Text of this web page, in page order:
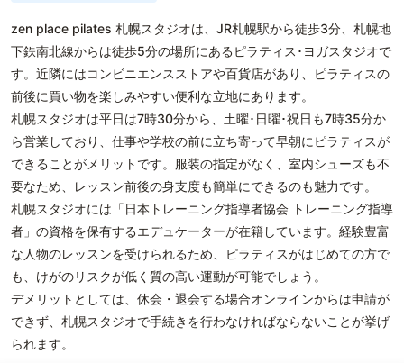
zen place pilates 札幌スタジオは、JR札幌駅から徒歩3分、札幌地
下鉄南北線からは徒歩5分の場所にあるピラティス･ヨガスタジオで
す。近隣にはコンビニエンスストアや百貨店があり、ピラティスの
前後に買い物を楽しみやすい便利な立地にあります。
札幌スタジオは平日は7時30分から、土曜･日曜･祝日も7時35分か
ら営業しており、仕事や学校の前に立ち寄って早朝にピラティスが
できることがメリットです。服装の指定がなく、室内シューズも不
要なため、レッスン前後の身支度も簡単にできるのも魅力です。
札幌スタジオには「日本トレーニング指導者協会 トレーニング指導
者」の資格を保有するエデュケーターが在籍しています。経験豊富
な人物のレッスンを受けられるため、ピラティスがはじめての方で
も、けがのリスクが低く質の高い運動が可能でしょう。
デメリットとしては、休会・退会する場合オンラインからは申請が
できず、札幌スタジオで手続きを行わなければならないことが挙げ
られます。